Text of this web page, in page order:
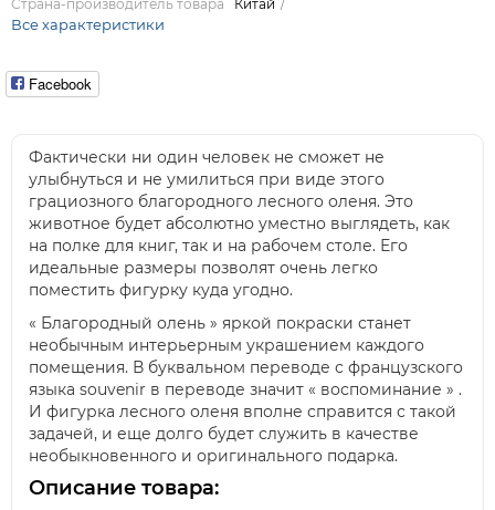
Страна-производитель товара
Китай
Все характеристики
Facebook
Фактически ни один человек не сможет не
улыбнуться и не умилиться при виде этого
грациозного благородного лесного оленя. Это
животное будет абсолютно уместно выглядеть, как
на полке для книг, так и на рабочем столе. Его
идеальные размеры позволят очень легко
поместить фигурку куда угодно.
« Благородный олень » яркой покраски станет
необычным интерьерным украшением каждого
помещения. В буквальном переводе с французского
языка souvenir в переводе значит « воспоминание » .
И фигурка лесного оленя вполне справится с такой
задачей, и еще долго будет служить в качестве
необыкновенного и оригинального подарка.
Описание товара: